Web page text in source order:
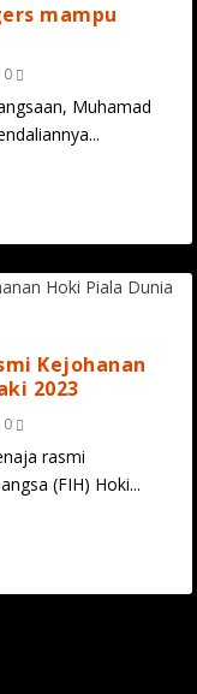
mampu
0
Muhamad
Kejohanan
2023
0
rasmi
(FIH) Hoki...